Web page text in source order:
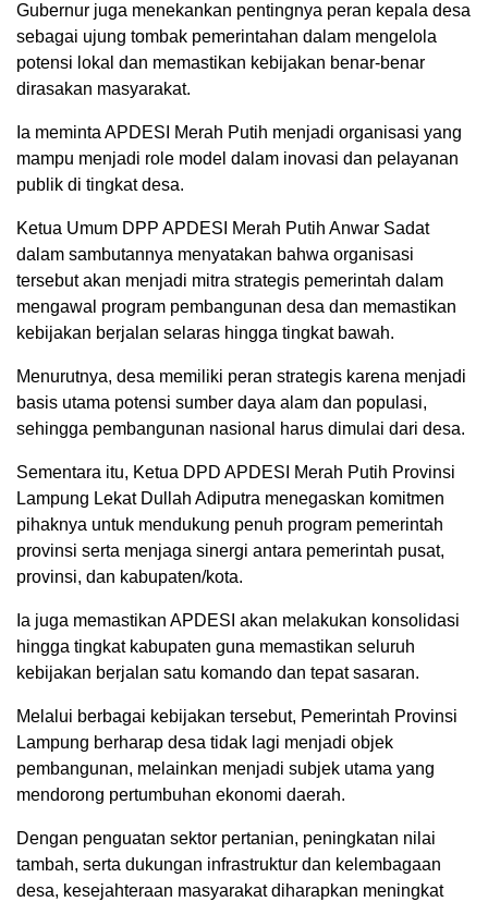
Gubernur juga menekankan pentingnya peran kepala desa
sebagai ujung tombak pemerintahan dalam mengelola
potensi lokal dan memastikan kebijakan benar-benar
dirasakan masyarakat.
Ia meminta APDESI Merah Putih menjadi organisasi yang
mampu menjadi role model dalam inovasi dan pelayanan
publik di tingkat desa.
Ketua Umum DPP APDESI Merah Putih Anwar Sadat
dalam sambutannya menyatakan bahwa organisasi
tersebut akan menjadi mitra strategis pemerintah dalam
mengawal program pembangunan desa dan memastikan
kebijakan berjalan selaras hingga tingkat bawah.
Menurutnya, desa memiliki peran strategis karena menjadi
basis utama potensi sumber daya alam dan populasi,
sehingga pembangunan nasional harus dimulai dari desa.
Sementara itu, Ketua DPD APDESI Merah Putih Provinsi
Lampung Lekat Dullah Adiputra menegaskan komitmen
pihaknya untuk mendukung penuh program pemerintah
provinsi serta menjaga sinergi antara pemerintah pusat,
provinsi, dan kabupaten/kota.
Ia juga memastikan APDESI akan melakukan konsolidasi
hingga tingkat kabupaten guna memastikan seluruh
kebijakan berjalan satu komando dan tepat sasaran.
Melalui berbagai kebijakan tersebut, Pemerintah Provinsi
Lampung berharap desa tidak lagi menjadi objek
pembangunan, melainkan menjadi subjek utama yang
mendorong pertumbuhan ekonomi daerah.
Dengan penguatan sektor pertanian, peningkatan nilai
tambah, serta dukungan infrastruktur dan kelembagaan
desa, kesejahteraan masyarakat diharapkan meningkat